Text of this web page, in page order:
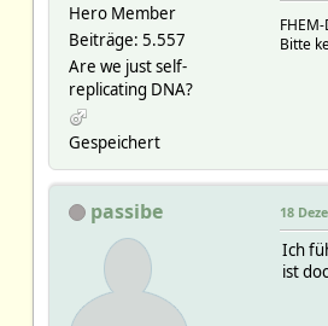
Hero Member
Beiträge: 5.557
Are we just self-
replicating DNA?
Gespeichert
Bitte
passibe 18
Ich
ist